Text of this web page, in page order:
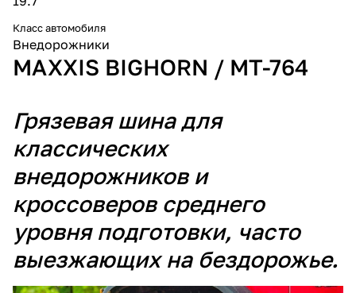
Класс автомобиля
Внедорожники
MAXXIS BIGHORN / MT-764
Грязевая шина для
классических
внедорожников и
кроссоверов среднего
уровня подготовки, часто
выезжающих на бездорожье.